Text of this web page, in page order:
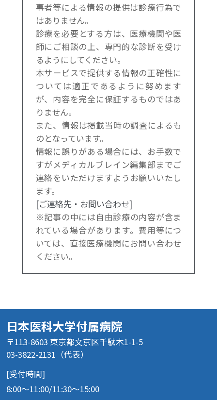
事者等による情報の提供は診療⾏為で
はありません。
診療を必要とする⽅は、医療機関や医
師にご相談の上、専⾨的な診断を受け
るようにしてください。
本サービスで提供する情報の正確性に
ついては適正であるように努めます
が、内容を完全に保証するものではあ
りません。
また、情報は掲載当時の調査によるも
のとなっています。
情報に誤りがある場合には、お⼿数で
すがメディカルブレイン編集部までご
連絡をいただけますようお願いいたし
ます。
[ご連絡先・お問い合わせ]
※記事の中には⾃由診療の内容が含ま
れている場合があります。費用等につ
いては、直接医療機関にお問い合わせ
ください。
日本医科大学付属病院
〒113-8603 東京都文京区千駄木1-1-5
03-3822-2131（代表）
[受付時間]
8:00～11:00/11:30～15:00